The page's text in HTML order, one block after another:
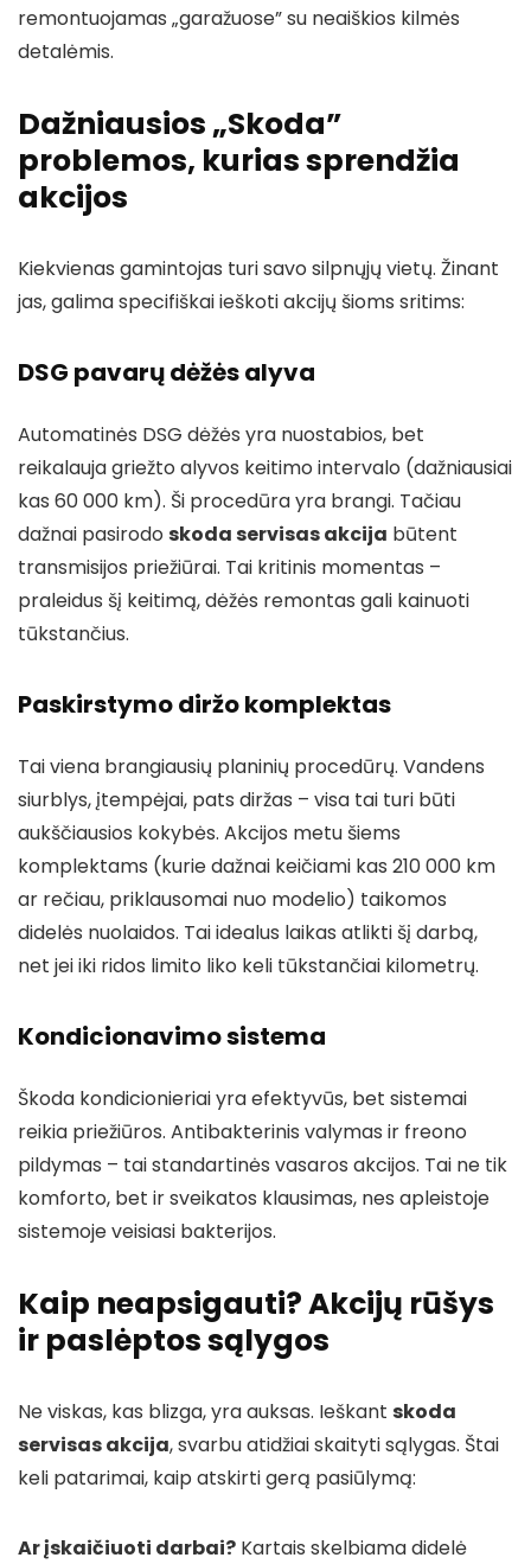
remontuojamas „garažuose” su neaiškios kilmės
detalėmis.
Dažniausios „Skoda”
problemos, kurias sprendžia
akcijos
Kiekvienas gamintojas turi savo silpnųjų vietų. Žinant
jas, galima specifiškai ieškoti akcijų šioms sritims:
DSG pavarų dėžės alyva
Automatinės DSG dėžės yra nuostabios, bet
reikalauja griežto alyvos keitimo intervalo (dažniausiai
kas 60 000 km). Ši procedūra yra brangi. Tačiau
dažnai pasirodo skoda servisas akcija būtent
transmisijos priežiūrai. Tai kritinis momentas –
praleidus šį keitimą, dėžės remontas gali kainuoti
tūkstančius.
Paskirstymo diržo komplektas
Tai viena brangiausių planinių procedūrų. Vandens
siurblys, įtempėjai, pats diržas – visa tai turi būti
aukščiausios kokybės. Akcijos metu šiems
komplektams (kurie dažnai keičiami kas 210 000 km
ar rečiau, priklausomai nuo modelio) taikomos
didelės nuolaidos. Tai idealus laikas atlikti šį darbą,
net jei iki ridos limito liko keli tūkstančiai kilometrų.
Kondicionavimo sistema
Škoda kondicionieriai yra efektyvūs, bet sistemai
reikia priežiūros. Antibakterinis valymas ir freono
pildymas – tai standartinės vasaros akcijos. Tai ne tik
komforto, bet ir sveikatos klausimas, nes apleistoje
sistemoje veisiasi bakterijos.
Kaip neapsigauti? Akcijų rūšys
ir paslėptos sąlygos
Ne viskas, kas blizga, yra auksas. Ieškant skoda
servisas akcija, svarbu atidžiai skaityti sąlygas. Štai
keli patarimai, kaip atskirti gerą pasiūlymą:
Ar įskaičiuoti darbai? Kartais skelbiama didelė